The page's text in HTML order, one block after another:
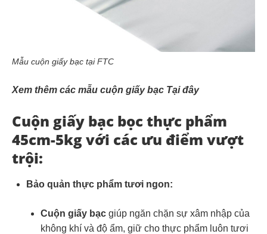
Mẫu cuộn giấy bạc tại FTC
Xem thêm các mẫu cuộn giấy bạc Tại đây
Cuộn giấy bạc bọc thực phẩm
45cm-5kg với các ưu điểm vượt
trội:
Bảo quản thực phẩm tươi ngon:
Cuộn giấy bạc giúp ngăn chặn sự xâm nhập của
không khí và độ ẩm, giữ cho thực phẩm luôn tươi